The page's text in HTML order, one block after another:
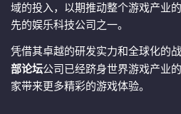
域的投入，以期推动整个游戏产业
先的娱乐科技公司之一。
凭借其卓越的研发实力和全球化的战
部论坛公司已经跻身世界游戏产业
家带来更多精彩的游戏体验。